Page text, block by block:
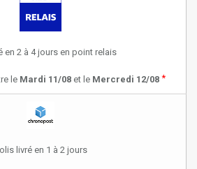
en 2 à 4 jours en point relais
le Mardi 11/08 et le Mercredi 12/08 *
livré en 1 à 2 jours